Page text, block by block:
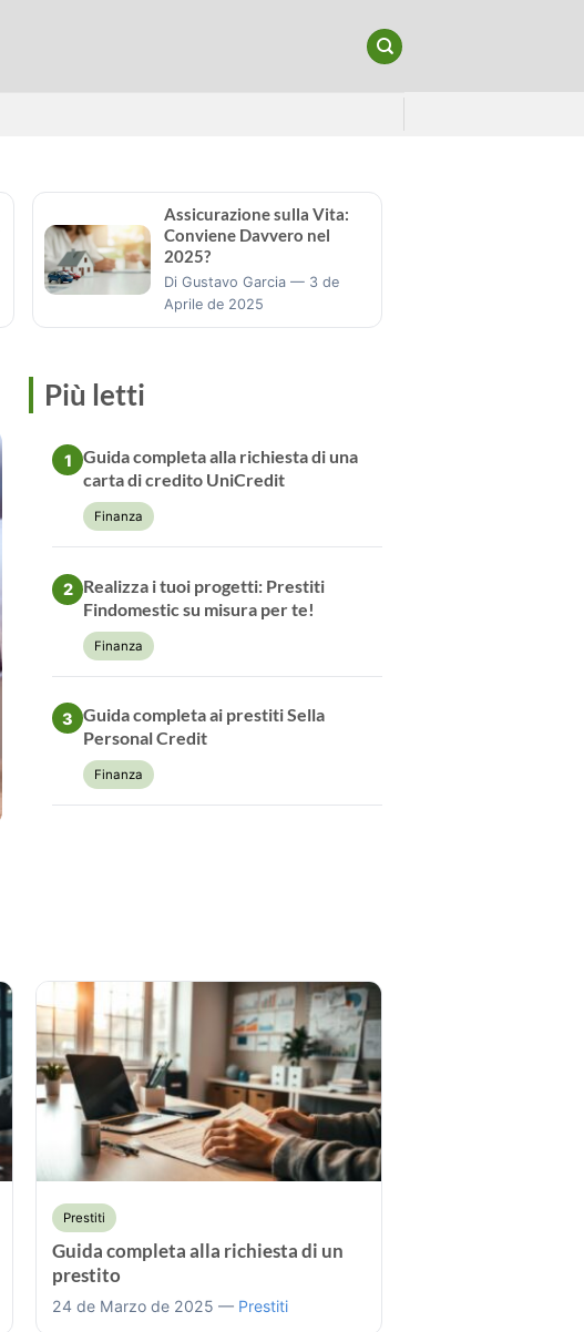
Assicurazione sulla Vita:
Conviene Davvero nel
2025?
Di Gustavo Garcia — 3 de
Aprile de 2025
Più letti
1
Guida completa alla richiesta di una
carta di credito UniCredit
Finanza
2
Realizza i tuoi progetti: Prestiti
Findomestic su misura per te!
Finanza
3 Guida completa ai prestiti Sella
Personal Credit
Finanza
Prestiti
Guida completa alla richiesta di un
prestito
24 de Marzo de 2025 — Prestiti